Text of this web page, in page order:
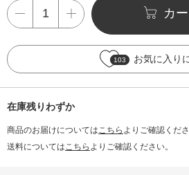
カ
103 お気に入り
在庫残りわずか
商品のお届けについては こちら よりご確認くださ
送料については こちら よりご確認ください。